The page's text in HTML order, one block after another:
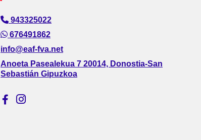
943325022
676491862
info@eaf-fva.net
Anoeta Pasealekua 7 20014, Donostia-San
Sebastián Gipuzkoa